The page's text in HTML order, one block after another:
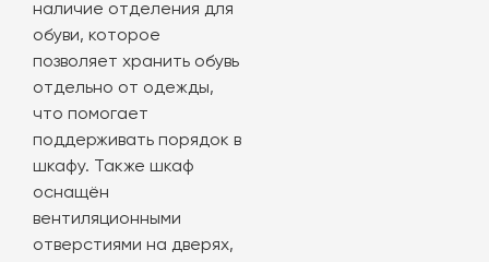
наличие отделения для
обуви, которое
позволяет хранить обувь
отдельно от одежды,
что помогает
поддерживать порядок в
шкафу. Также шкаф
оснащён
вентиляционными
отверстиями на дверях,